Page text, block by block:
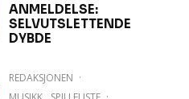
ANMELDELSE:
SELVUTSLETTENDE
DYBDE
REDAKSJONEN ·